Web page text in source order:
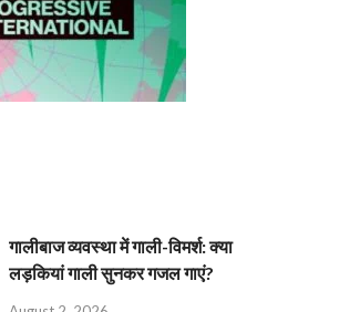
गालीबाज व्‍यवस्‍था में गाली-विमर्श: क्या
लड़कियां गाली सुनकर गजल गाएं?